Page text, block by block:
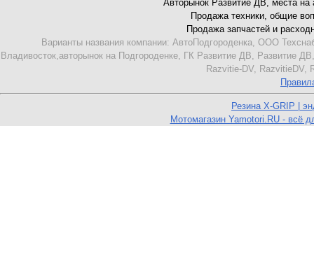
Авторынок Развитие ДВ, места на
Продажа техники, общие
Продажа запчастей и
Варианты названия компании: АвтоПодгороденка, ООО
Владивосток,авторынок на Подгороденке, ГК Развитие ДВ,
Razvitie-DV, RazvitieDV,
Резина X-GRIP |
Мотомагазин Yamotori.RU - всё